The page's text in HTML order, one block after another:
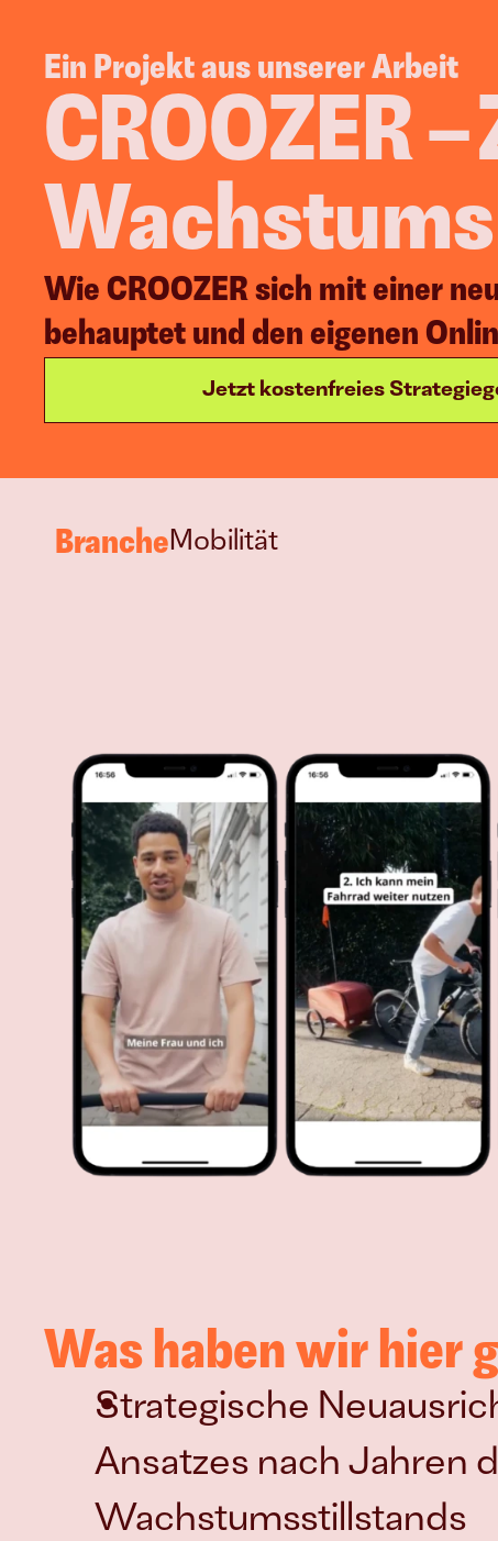
Mit
Online Recruiting
Neue Mitarbeiter
Eigene Strategie
Experts
Ein Projekt aus unserer Arbeit
CROOZER
Wie CROOZER sich mit einer
behauptet und den eigenen
Jetzt kostenfreies
BrancheMobilität
Was haben wir hier
Strategische
Ansatzes nach Jahren
Wachstumsstillstands